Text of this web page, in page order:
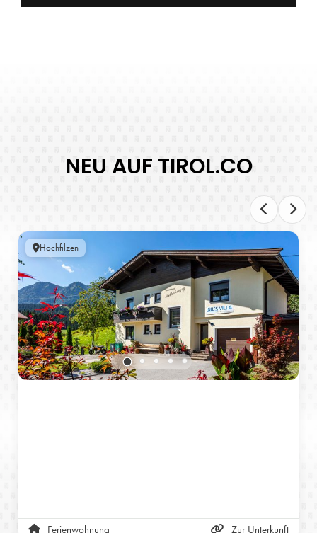
NEU AUF TIROL.CO
Hochfilzen
Ferienwohnung Zur Unterkunft